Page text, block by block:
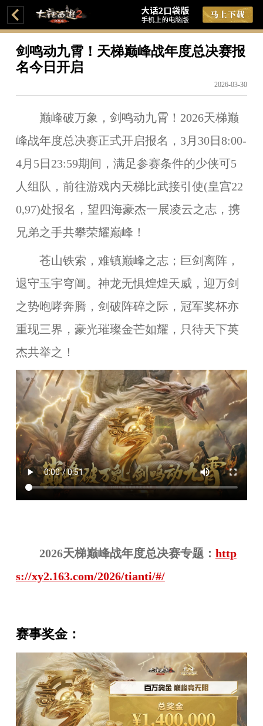
剑鸣动九霄！天梯巅峰战年度总决赛报
名今日开启
2026-03-30
巅峰破万象，剑鸣动九霄！2026天梯巅
峰战年度总决赛正式开启报名， 3月 30日8:00-
4月 5日23:59期间，满足参赛条件的少侠可5
人组队，前往游戏内天梯比武接引使(皇宫22
0,97)处报名，望四海豪杰一展凌云之志，携
兄弟之手共攀荣耀巅峰！
苍山铁索，难镇巅峰之志；巨剑离阵，
退守玉宇穹阊。神龙无惧煌煌天威，迎万剑
之势咆哮奔腾，剑破阵碎之际，冠军奖杯亦
重现三界，豪光璀璨金芒如耀，只待天下英
杰共举之！
2026天梯巅峰战年度总决赛专题： http
s://xy2.163.com/2026/tianti/#/
赛事奖金：